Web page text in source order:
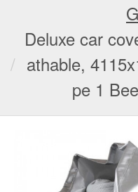
Deluxe car
athable,
pe 1